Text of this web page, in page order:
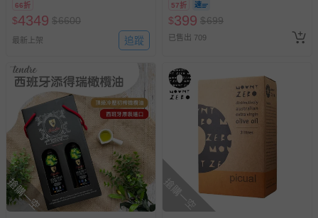
66折
$4349 $6600
最新上架 追蹤
57折
$399 $699
已售出 709
搶購一空 搶購一空